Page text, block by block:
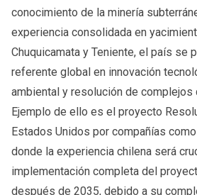
conocimiento de la minería
experiencia consolidada en
Chuquicamata y Teniente, el país se
referente global en innovación
ambiental y resolución de
Ejemplo de ello es el proyecto
Estados Unidos por compañías
donde la experiencia chilena será
implementación completa del
después de 2035, debido a su